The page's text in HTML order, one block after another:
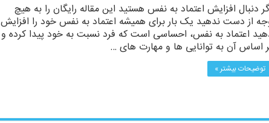
دنبال افزایش اعتماد به نفس هستید این مقاله رایگان را به هیچ
از دست ندهید یک بار برای همیشه اعتماد به نفس خود را افزایش
اعتماد به نفس، احساسی است که فرد نسبت به خود پیدا کرده و
اساس آن به توانایی ها و مهارت های …
توضیحات بیشتر »